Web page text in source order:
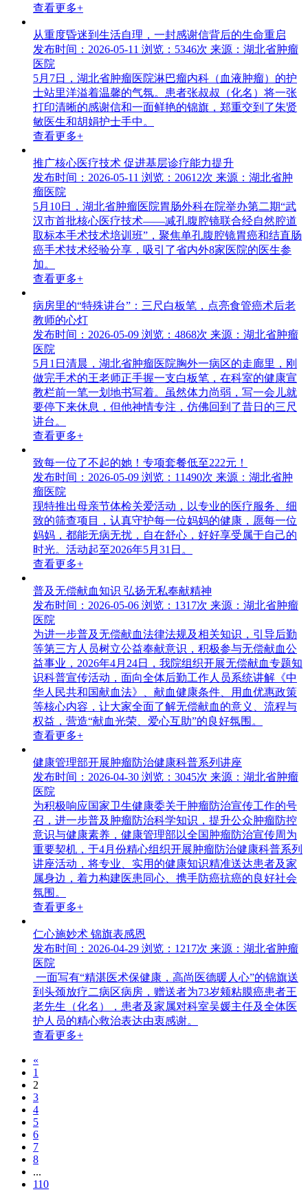
查看更多+
从重度昏迷到生活自理，一封感谢信背后的生命重启
发布时间：2026-05-11 浏览：5346次 来源：湖北省肿瘤
医院
5月7日，湖北省肿瘤医院淋巴瘤内科（血液肿瘤）的护
士站里洋溢着温馨的气氛。患者张叔叔（化名）将一张
打印清晰的感谢信和一面鲜艳的锦旗，郑重交到了朱贤
敏医生和胡娟护士手中。
查看更多+
推广核心医疗技术 促进基层诊疗能力提升
发布时间：2026-05-11 浏览：20612次 来源：湖北省肿
瘤医院
5月10日，湖北省肿瘤医院胃肠外科在院举办第二期“武
汉市首批核心医疗技术——减孔腹腔镜联合经自然腔道
取标本手术技术培训班”，聚焦单孔腹腔镜胃癌和结直肠
癌手术技术经验分享，吸引了省内外8家医院的医生参
加。
查看更多+
病房里的“特殊讲台”：三尺白板笔，点亮食管癌术后老
教师的心灯
发布时间：2026-05-09 浏览：4868次 来源：湖北省肿瘤
医院
5月1日清晨，湖北省肿瘤医院胸外一病区的走廊里，刚
做完手术的王老师正手握一支白板笔，在科室的健康宣
教栏前一笔一划地书写着。虽然体力尚弱，写一会儿就
要停下来休息，但他神情专注，仿佛回到了昔日的三尺
讲台。
查看更多+
致每一位了不起的她！专项套餐低至222元！
发布时间：2026-05-09 浏览：11490次 来源：湖北省肿
瘤医院
现特推出母亲节体检关爱活动，以专业的医疗服务、细
致的筛查项目，认真守护每一位妈妈的健康，愿每一位
妈妈，都能无病无扰，自在舒心，好好享受属于自己的
时光。活动起至2026年5月31日。
查看更多+
普及无偿献血知识 弘扬无私奉献精神
发布时间：2026-05-06 浏览：1317次 来源：湖北省肿瘤
医院
为进一步普及无偿献血法律法规及相关知识，引导后勤
等第三方人员树立公益奉献意识，积极参与无偿献血公
益事业，2026年4月24日，我院组织开展无偿献血专题知
识科普宣传活动，面向全体后勤工作人员系统讲解《中
华人民共和国献血法》、献血健康条件、用血优惠政策
等核心内容，让大家全面了解无偿献血的意义、流程与
权益，营造“献血光荣、爱心互助”的良好氛围。
查看更多+
健康管理部开展肿瘤防治健康科普系列讲座
发布时间：2026-04-30 浏览：3045次 来源：湖北省肿瘤
医院
为积极响应国家卫生健康委关于肿瘤防治宣传工作的号
召，进一步普及肿瘤防治科学知识，提升公众肿瘤防控
意识与健康素养，健康管理部以全国肿瘤防治宣传周为
重要契机，于4月份精心组织开展肿瘤防治健康科普系列
讲座活动，将专业、实用的健康知识精准送达患者及家
属身边，着力构建医患同心、携手防癌抗癌的良好社会
氛围。
查看更多+
仁心施妙术 锦旗表感恩
发布时间：2026-04-29 浏览：1217次 来源：湖北省肿瘤
医院
一面写有“精湛医术保健康，高尚医德暖人心”的锦旗送
到头颈放疗二病区病房，赠送者为73岁颊粘膜癌患者王
老先生（化名），患者及家属对科室吴媛主任及全体医
护人员的精心救治表达由衷感谢。
查看更多+
«
1
2
3
4
5
6
7
8
...
110